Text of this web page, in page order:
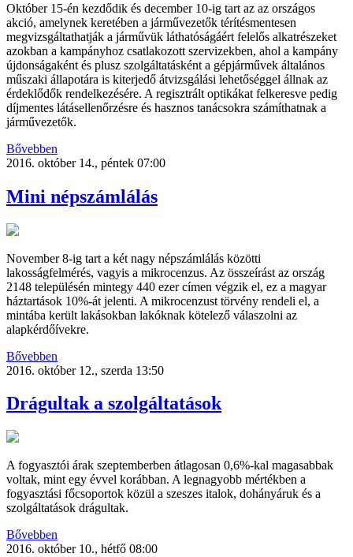
Október 15-én kezdődik és december 10-ig tart az az országos
akció, amelynek keretében a járművezetők térítésmentesen
megvizsgáltathatják a járművük láthatóságáért felelős alkatrészeket
azokban a kampányhoz csatlakozott szervizekben, ahol a kampány
újdonságaként és plusz szolgáltatásként a gépjárművek általános
műszaki állapotára is kiterjedő átvizsgálási lehetőséggel állnak az
érdeklődők rendelkezésére. A regisztrált optikákat felkeresve pedig
díjmentes látásellenőrzésre és hasznos tanácsokra számíthatnak a
járművezetők.
Bővebben
2016. október 14., péntek 07:00
Mini népszámlálás
November 8-ig tart a két nagy népszámlálás közötti
lakosságfelmérés, vagyis a mikrocenzus. Az összeírást az ország
2148 településén mintegy 440 ezer címen végzik el, ez a magyar
háztartások 10%-át jelenti. A mikrocenzust törvény rendeli el, a
mintába került lakásokban lakóknak kötelező válaszolni az
alapkérdőívekre.
Bővebben
2016. október 12., szerda 13:50
Drágultak a szolgáltatások
A fogyasztói árak szeptemberben átlagosan 0,6%-kal magasabbak
voltak, mint egy évvel korábban. A legnagyobb mértékben a
fogyasztási főcsoportok közül a szeszes italok, dohányáruk és a
szolgáltatások drágultak.
Bővebben
2016. október 10., hétfő 08:00